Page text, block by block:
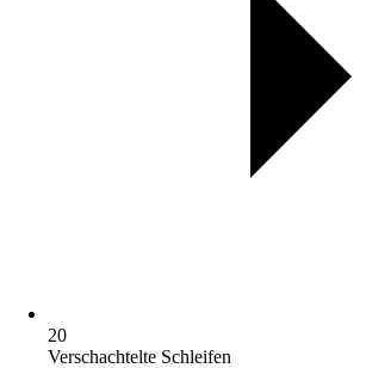
20
Verschachtelte Schleifen